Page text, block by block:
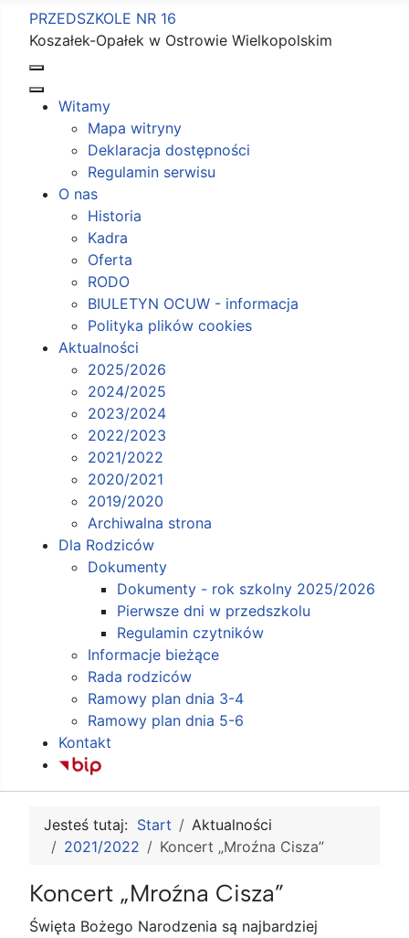
PRZEDSZKOLE NR 16
Koszałek-Opałek w Ostrowie Wielkopolskim
Witamy
Mapa witryny
Deklaracja dostępności
Regulamin serwisu
O nas
Historia
Kadra
Oferta
RODO
BIULETYN OCUW - informacja
Polityka plików cookies
Aktualności
2025/2026
2024/2025
2023/2024
2022/2023
2021/2022
2020/2021
2019/2020
Archiwalna strona
Dla Rodziców
Dokumenty
Dokumenty - rok szkolny 2025/2026
Pierwsze dni w przedszkolu
Regulamin czytników
Informacje bieżące
Rada rodziców
Ramowy plan dnia 3-4
Ramowy plan dnia 5-6
Kontakt
Jesteś tutaj: Start
Aktualności
2021/2022
Koncert „Mroźna Cisza”
Koncert „Mroźna Cisza”
Święta Bożego Narodzenia są najbardziej